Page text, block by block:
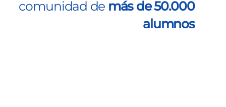
comunidad de más de 50.000
alumnos